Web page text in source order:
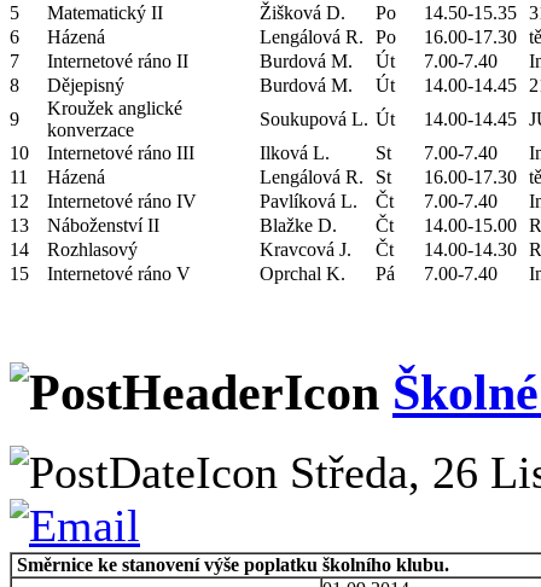
5
Matematický II Žišková D. Po 14.50-15.35
6
Házená Lengálová R. Po 16.00-17.30
7
Internetové ráno II Burdová M. Út 7.00-7.40
8
Dějepisný Burdová M. Út 14.00-14.45
9
Kroužek anglické
konverzace
Soukupová L. Út 14.00-14.45
10
Internetové ráno III Ilková L. St 7.00-7.40
11
Házená Lengálová R. St 16.00-17.30
12
Internetové ráno IV Pavlíková L. Čt 7.00-7.40
13
Náboženství II Blažke D. Čt 14.00-15.00
14
Rozhlasový Kravcová J. Čt 14.00-14.30
15
Internetové ráno V Oprchal K. Pá 7.00-7.40
Středa, 26
Směrnice ke stanovení výše poplatku školního klubu.